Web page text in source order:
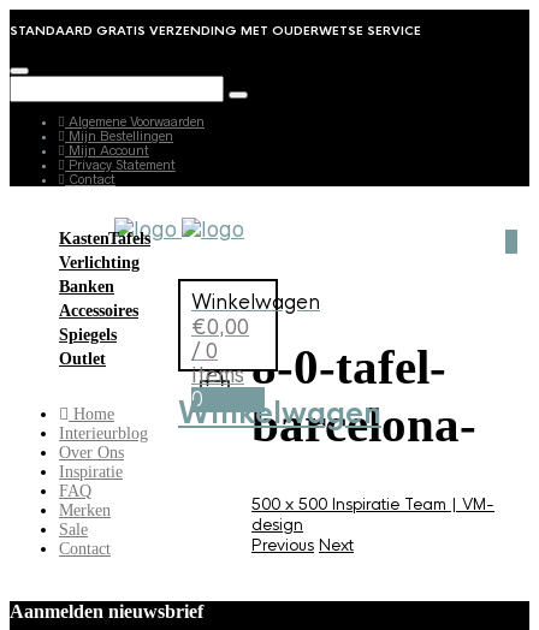
STANDAARD GRATIS VERZENDING MET OUDERWETSE SERVICE
Algemene Voorwaarden
Mijn Bestellingen
Mijn Account
Privacy Statement
Contact
KastenTafels
Verlichting
Banken
Accessoires
Spiegels
Outlet
Home
Interieurblog
Over Ons
Inspiratie
FAQ
Merken
Sale
Contact
Winkelwagen
€0,00
/ 0
items
0
Winkelwagen
8-0-tafel-
barcelona-
500 x 500 Inspiratie Team | VM-
design
Previous Next
Aanmelden nieuwsbrief